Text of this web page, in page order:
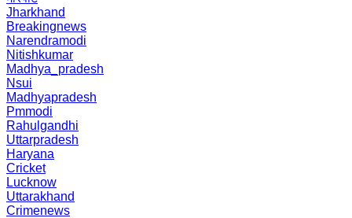
Jharkhand
Breakingnews
Narendramodi
Nitishkumar
Madhya_pradesh
Nsui
Madhyapradesh
Pmmodi
Rahulgandhi
Uttarpradesh
Haryana
Cricket
Lucknow
Uttarakhand
Crimenews